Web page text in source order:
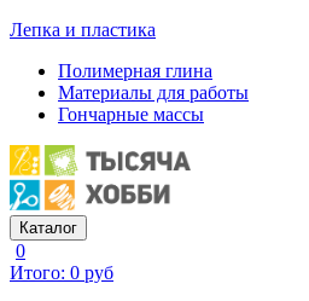
Лепка и пластика
Полимерная глина
Материалы для работы
Гончарные массы
Каталог
0
Итого: 0 руб